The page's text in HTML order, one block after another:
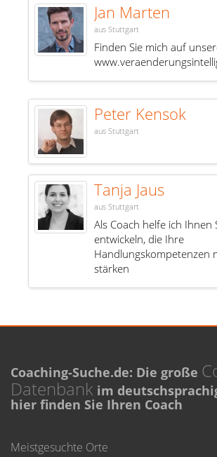
Jan Marten
aus Stuttgart
Finden Sie mich auf
Peter Kensok
aus Stuttgart
Tanja Jaus
aus Stuttgart
Als Coach helfe ich Ihnen
entwickeln, die Ihre
Handlungskompetenzen
stärken
Coaching-Suche.de: Die große
Datenbank im
hier finden Sie Ihren Coach
Meistgesuchte Orte